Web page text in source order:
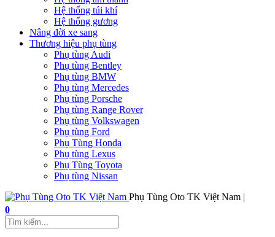
Hệ thống túi khí
Hệ thống gương
Nâng đời xe sang
Thương hiệu phụ tùng
Phụ tùng Audi
Phụ tùng Bentley
Phụ tùng BMW
Phụ tùng Mercedes
Phụ tùng Porsche
Phụ tùng Range Rover
Phụ tùng Volkswagen
Phụ tùng Ford
Phụ Tùng Honda
Phụ tùng Lexus
Phụ Tùng Toyota
Phụ tùng Nissan
Phụ Tùng Oto TK Việt Nam |
0